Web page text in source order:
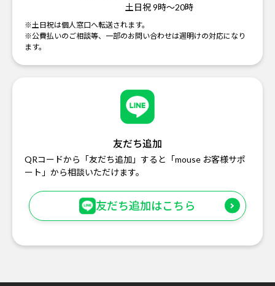
土日祝 9時～20時
※土日祝は個人窓口へ転送されます。
※公費払いのご相談等、一部のお問い合わせは週明けの対応になり
ます。
友だち追加
QRコードから「友だち追加」すると「mouse お客様サポ
ート」から相談いただけます。
友だち追加はこちら